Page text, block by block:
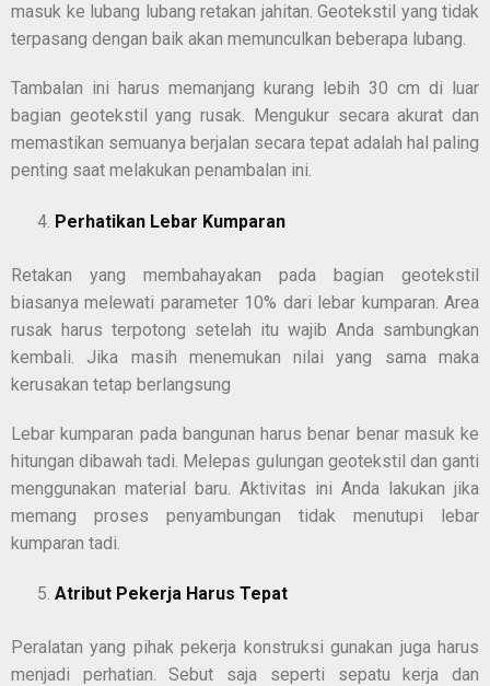
masuk ke lubang lubang retakan jahitan. Geotekstil yang tidak
terpasang dengan baik akan memunculkan beberapa lubang.
Tambalan ini harus memanjang kurang lebih 30 cm di luar
bagian geotekstil yang rusak. Mengukur secara akurat dan
memastikan semuanya berjalan secara tepat adalah hal paling
penting saat melakukan penambalan ini.
Perhatikan Lebar Kumparan
Retakan yang membahayakan pada bagian geotekstil
biasanya melewati parameter 10% dari lebar kumparan. Area
rusak harus terpotong setelah itu wajib Anda sambungkan
kembali. Jika masih menemukan nilai yang sama maka
kerusakan tetap berlangsung
Lebar kumparan pada bangunan harus benar benar masuk ke
hitungan dibawah tadi. Melepas gulungan geotekstil dan ganti
menggunakan material baru. Aktivitas ini Anda lakukan jika
memang proses penyambungan tidak menutupi lebar
kumparan tadi.
Atribut Pekerja Harus Tepat
Peralatan yang pihak pekerja konstruksi gunakan juga harus
menjadi perhatian. Sebut saja seperti sepatu kerja dan